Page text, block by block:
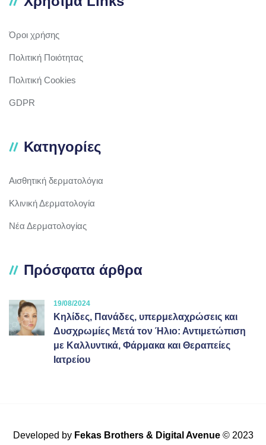
Όροι χρήσης
Πολιτική Ποιότητας
Πολιτική Cookies
GDPR
Κατηγορίες
Αισθητική δερματολόγια
Κλινική Δερματολογία
Νέα Δερματολογίας
Πρόσφατα άρθρα
19/08/2024
Κηλίδες, Πανάδες, υπερμελαχρώσεις και
Δυσχρωμίες Μετά τον Ήλιο: Αντιμετώπιση
με Καλλυντικά, Φάρμακα και Θεραπείες
Ιατρείου
Developed by Fekas Brothers& Digital Avenue© 2023